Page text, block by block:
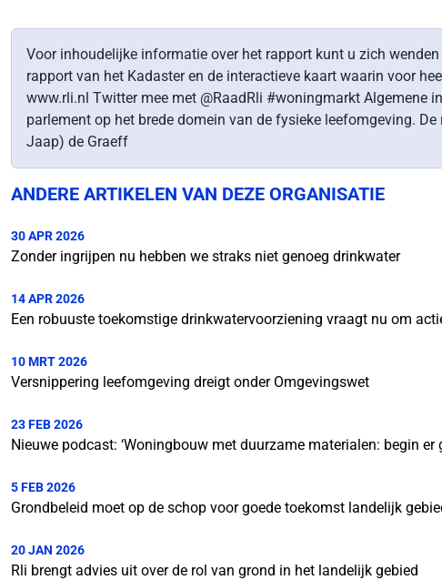
Voor inhoudelijke informatie over het rapport kunt u zich
rapport van het Kadaster en de interactieve kaart waarin voor
www.rli.nl Twitter mee met @RaadRli #woningmarkt Algemene
parlement op het brede domein van de fysieke leefomgeving.
Jaap) de Graeff
ANDERE ARTIKELEN VAN DEZE ORGANISATIE
30 APR 2026
Zonder ingrijpen nu hebben we straks niet genoeg drinkwater
14 APR 2026
Een robuuste toekomstige drinkwatervoorziening vraagt nu om
10 MRT 2026
Versnippering leefomgeving dreigt onder Omgevingswet
23 FEB 2026
Nieuwe podcast: ‘Woningbouw met duurzame materialen: begin er
5 FEB 2026
Grondbeleid moet op de schop voor goede toekomst landelijk
20 JAN 2026
Rli brengt advies uit over de rol van grond in het landelijk gebied